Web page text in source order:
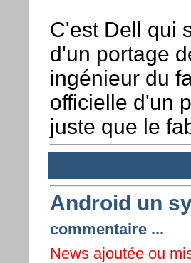
C'est Dell qui
d'un portage
ingénieur du
officielle d'un
juste que le
Android un
commentaire ...
News ajoutée ou